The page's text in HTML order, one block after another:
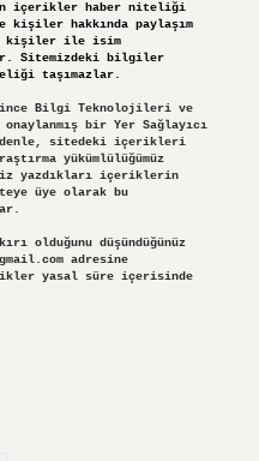
içerikler haber niteliği
kişiler hakkında paylaşım
ve kişiler ile isim
Sitemizdeki bilgiler
taşımazlar.
Bilgi Teknolojileri ve
bir Yer Sağlayıcı
sitedeki içerikleri
yükümlülüğümüz
yazdıkları içeriklerin
üye olarak bu
olduğunu düşündüğünüz
adresine
yasal süre içerisinde